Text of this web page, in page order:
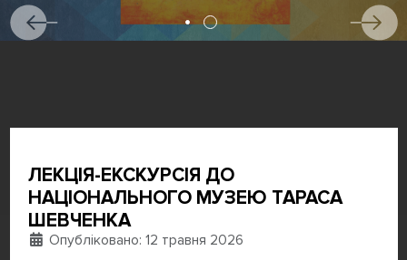
ЛЕКЦІЯ-ЕКСКУРСІЯ ДО
НАЦІОНАЛЬНОГО МУЗЕЮ ТАРАСА
ШЕВЧЕНКА
Деталі
Опубліковано: 12 травня 2026